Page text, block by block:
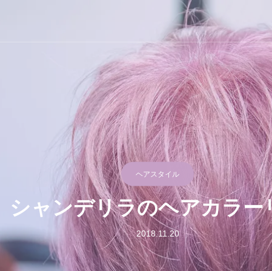
ヘアスタイル
シャンデリラのヘアカラー
2018.11.20